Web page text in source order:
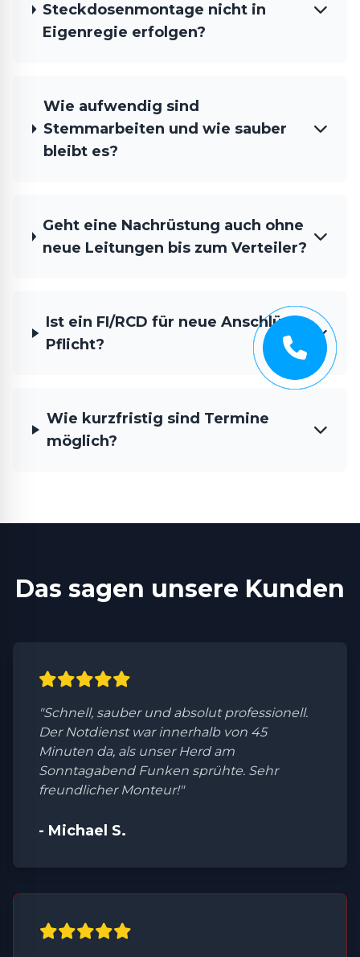
Steckdosenmontage nicht in
Eigenregie erfolgen?
Wie aufwendig sind
Stemmarbeiten und wie sauber
bleibt es?
Geht eine Nachrüstung auch ohne
neue Leitungen bis zum Verteiler?
Ist ein FI/RCD für neue Anschlüsse
Pflicht?
Wie kurzfristig sind Termine
möglich?
Das sagen unsere Kunden
"Schnell, sauber und absolut professionell.
Der Notdienst war innerhalb von 45
Minuten da, als unser Herd am
Sonntagabend Funken sprühte. Sehr
freundlicher Monteur!"
- Michael S.